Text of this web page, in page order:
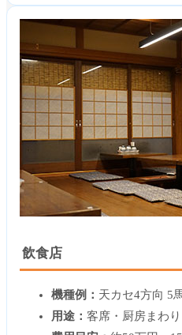
飲食店
機種例： 天カセ4方向 5
用途： 客席・厨房まわ